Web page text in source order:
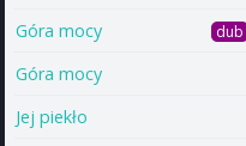
Góra mocy dub
Góra mocy
Jej piekło